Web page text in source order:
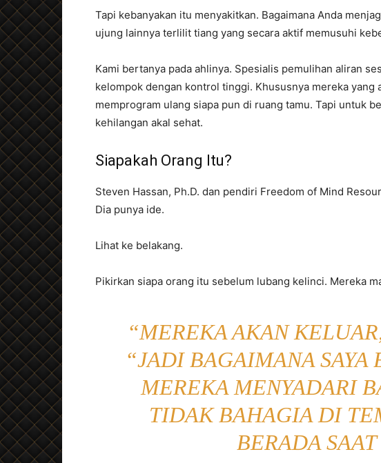
Tapi kebanyakan itu menyakitkan. Bagaimana Anda
ujung lainnya terlilit tiang yang secara aktif memusuhi
Kami bertanya pada ahlinya. Spesialis pemulihan aliran
kelompok dengan kontrol tinggi. Khususnya mereka yang
memprogram ulang siapa pun di ruang tamu. Tapi untuk
kehilangan akal sehat.
Siapakah Orang Itu?
Steven Hassan, Ph.D. dan pendiri Freedom of Mind
Dia punya ide.
Lihat ke belakang.
Pikirkan siapa orang itu sebelum lubang kelinci. Mereka
“MEREKA AKAN
“JADI BAGAIMANA SAYA
MEREKA MENYADARI
TIDAK BAHAGIA DI
BERADA